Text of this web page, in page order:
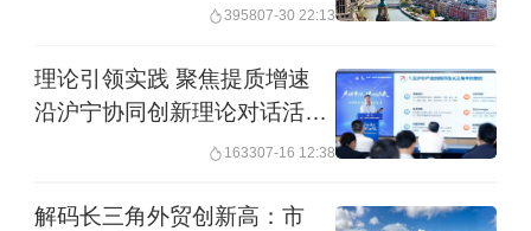
这些产业加速集聚
【热新闻】
沪指涨1.45%突破3800点
395807-30 22:13
理论引领实践 聚焦提质增速
沿沪宁协同创新理论对话活动
163307-16 12:38
解码长三角外贸创新高：市